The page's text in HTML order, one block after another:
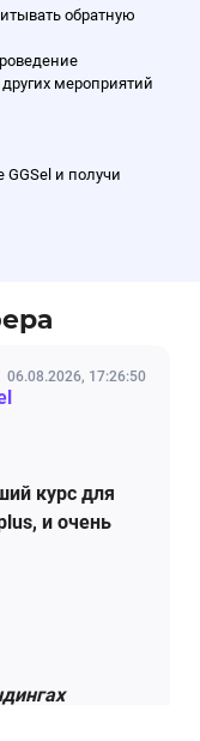
обратную
мероприятий
и получи
06.08.2026, 17:26:50
курс для
и очень